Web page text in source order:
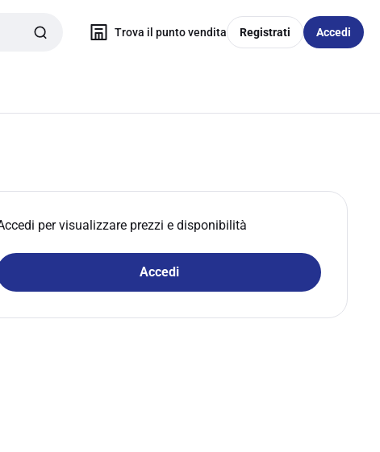
Trova il punto vendita Registrati Accedi
per visualizzare prezzi e disponibilità
Accedi